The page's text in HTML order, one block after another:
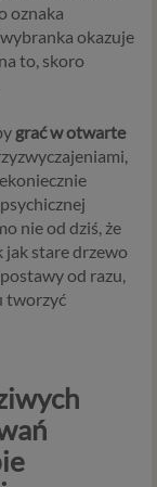
oznaka
wybranka okazuje
to, skoro
grać w otwarte
nie od dziś, że
jak stare drzewo
od razu,
tworzyć